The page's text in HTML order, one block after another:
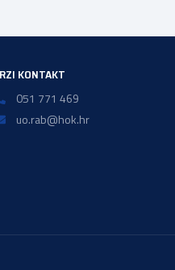
KONTAKT
051 771 469
uo.rab@hok.hr